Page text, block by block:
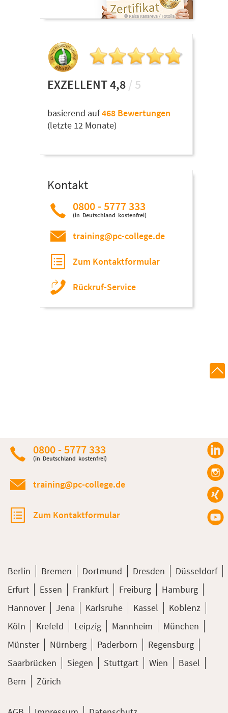
EXZELLENT 4,8 / 5
basierend auf468 Bewertungen
(letzte 12 Monate)
Kontakt
0800 - 5777 333
(in Deutschland kostenfrei)
training@pc-college.de
Zum Kontaktformular
Rückruf-Service
0800 - 5777 333
(in Deutschland kostenfrei)
training@pc-college.de
Zum Kontaktformular
Berlin Bremen Dortmund Dresden
Düsseldorf
Erfurt
Essen Frankfurt Freiburg
Hamburg
Hannover
Jena Karlsruhe Kassel
Koblenz
Köln
Krefeld Leipzig Mannheim
München
Münster
Nürnberg Paderborn
Regensburg
Saarbrücken
Siegen Stuttgart Wien
Basel
Bern
Zürich